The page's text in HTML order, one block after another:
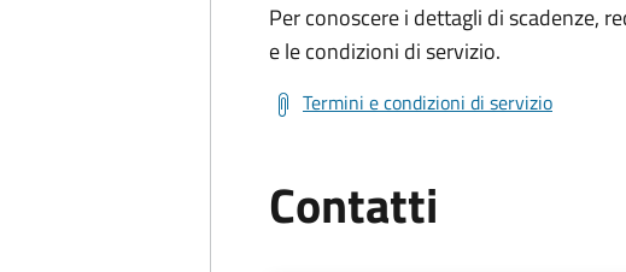
Per conoscere i dettagli di scadenze,
e le condizioni di servizio.
Termini e condizioni di servizio
Contatti